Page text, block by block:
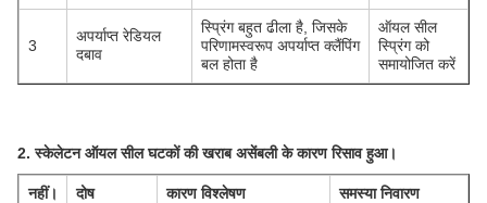
3
अपर्याप्त रेडियल
दबाव
स्प्रिंग बहुत ढीला है, जिसके
परिणामस्वरूप अपर्याप्त क्लैंपिंग
बल होता है
ऑयल सील
स्प्रिंग को
समायोजित करें
2. स्केलेटन ऑयल सील घटकों की खराब असेंबली के कारण रिसाव हुआ।
नहीं। दोष कारण विश्लेषण समस्या निवारण